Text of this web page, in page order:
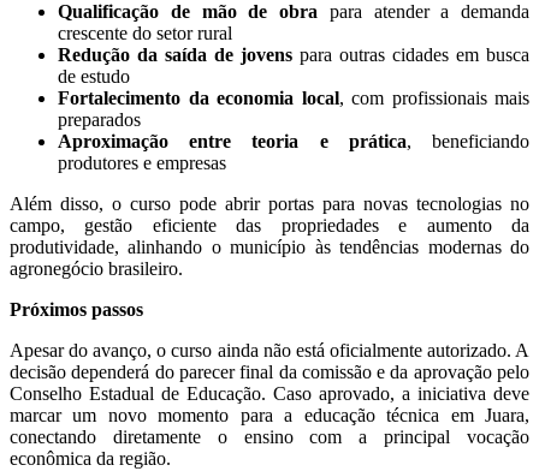
Qualificação de mão de obra para atender a demanda
crescente do setor rural
Redução da saída de jovens para outras cidades em busca
de estudo
Fortalecimento da economia local, com profissionais mais
preparados
Aproximação entre teoria e prática, beneficiando
produtores e empresas
Além disso, o curso pode abrir portas para novas tecnologias no
campo, gestão eficiente das propriedades e aumento da
produtividade, alinhando o município às tendências modernas do
agronegócio brasileiro.
Próximos passos
Apesar do avanço, o curso ainda não está oficialmente autorizado. A
decisão dependerá do parecer final da comissão e da aprovação pelo
Conselho Estadual de Educação. Caso aprovado, a iniciativa deve
marcar um novo momento para a educação técnica em Juara,
conectando diretamente o ensino com a principal vocação
econômica da região.